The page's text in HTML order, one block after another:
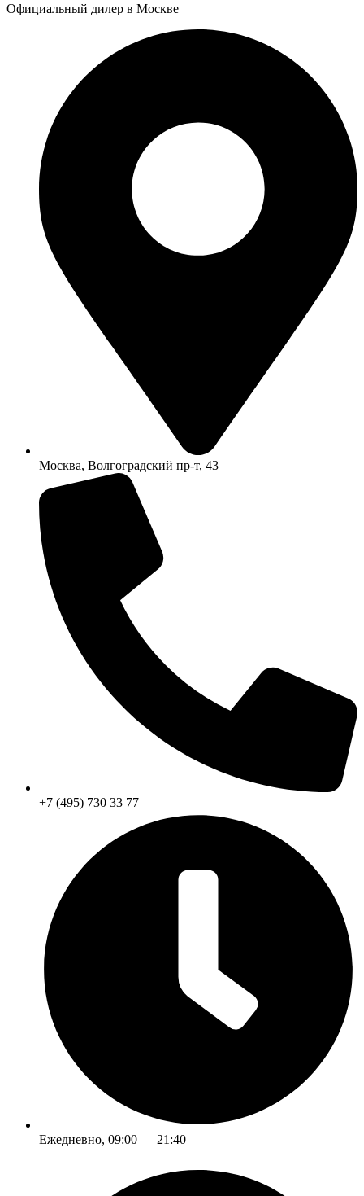
Официальный дилер в Москве
Москва, Волгоградский пр-т, 43
+7 (495) 730 33 77
Ежедневно, 09:00 — 21:40